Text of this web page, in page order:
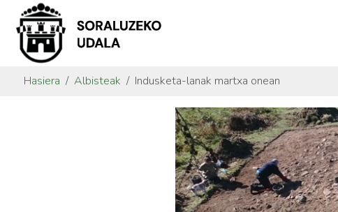
Hasiera Albisteak Indusketa-lanak martxa onean